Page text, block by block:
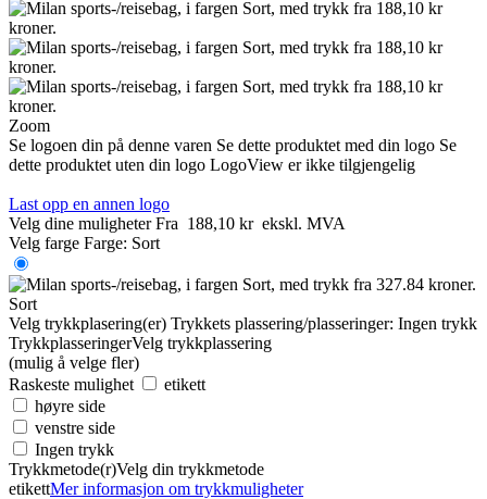
Zoom
Se logoen din på denne varen Se dette produktet med din logo Se
dette produktet uten din logo LogoView er ikke tilgjengelig
Last opp en annen logo
Velg dine muligheter Fra 188,10 kr ekskl. MVA
Velg farge Farge: Sort
Sort
Velg trykkplasering(er) Trykkets plassering/plasseringer: Ingen trykk
TrykkplasseringerVelg trykkplassering
(mulig å velge fler)
Raskeste mulighet
etikett
høyre side
venstre side
Ingen trykk
Trykkmetode(r)Velg din trykkmetode
etikettMer informasjon om trykkmuligheter